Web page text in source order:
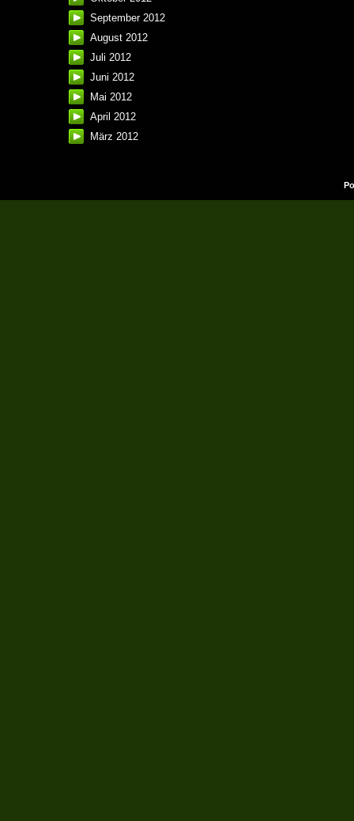
September 2012
August 2012
Juli 2012
Juni 2012
Mai 2012
April 2012
März 2012